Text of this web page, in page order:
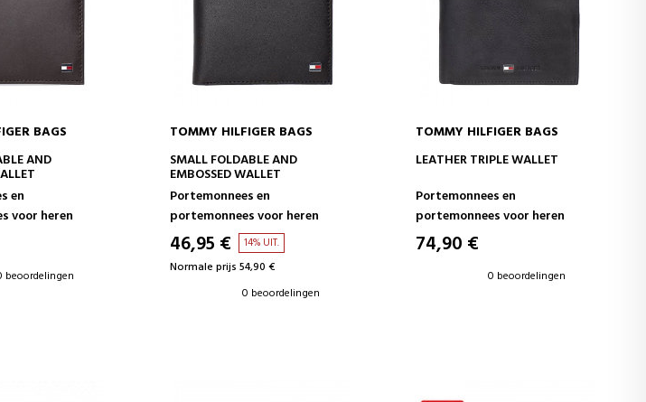
BAGS
AND
en
voor heren
beoordelingen
IN WINKELWAGEN
TOMMY HILFIGER BAGS
SMALL FOLDABLE AND
EMBOSSED WALLET
Portemonnees en
portemonnees voor heren
46,95 € 14% UIT.
Normale prijs 54,90 €
0 beoordelingen
IN WINKELWAGEN
TOMMY HILFIGER BAGS
LEATHER TRIPLE WALLET
Portemonnees en
portemonnees voor heren
74,90 €
0 beoordelingen